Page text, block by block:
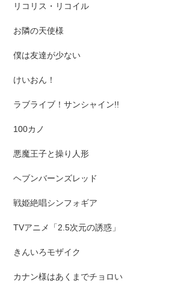
リコリス・リコイル
お隣の天使様
僕は友達が少ない
けいおん！
ラブライブ！サンシャイン!!
100カノ
悪魔王子と操り人形
ヘブンバーンズレッド
戦姫絶唱シンフォギア
TVアニメ「2.5次元の誘惑」
きんいろモザイク
カナン様はあくまでチョロい